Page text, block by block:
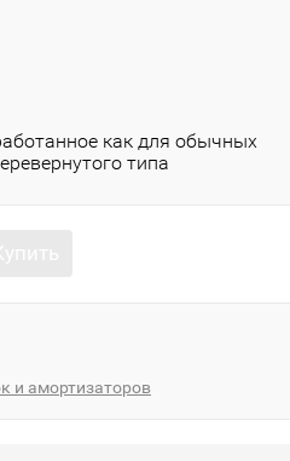
как для обычных
типа
и амортизаторов